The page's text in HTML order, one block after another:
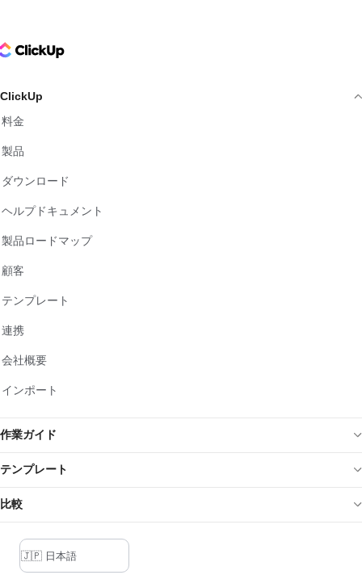
Logo
ClickUp
料金
製品
ダウンロード
ヘルプドキュメント
製品ロードマップ
顧客
テンプレート
連携
会社概要
インポート
作業ガイド
テンプレート
比較